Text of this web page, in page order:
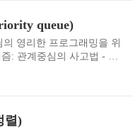
론이다. 정렬 알고리즘의
크기관계만을 이용해서 정
관계가 정의되어 있으..
queue)
영리한 프로그래밍을 위
: 관계중심의 사고법 - 문
5. 우선순위 큐(priority qu
큐(maximum priority queu
MAX대신 EXTR
렬)